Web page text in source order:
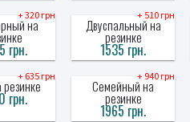
+ 320 грн
на
грн.
+ 510 грн
Двуспальный на
резинке
1535 грн.
+ 635 грн
грн.
+ 940 грн
Семейный на
резинке
1965 грн.